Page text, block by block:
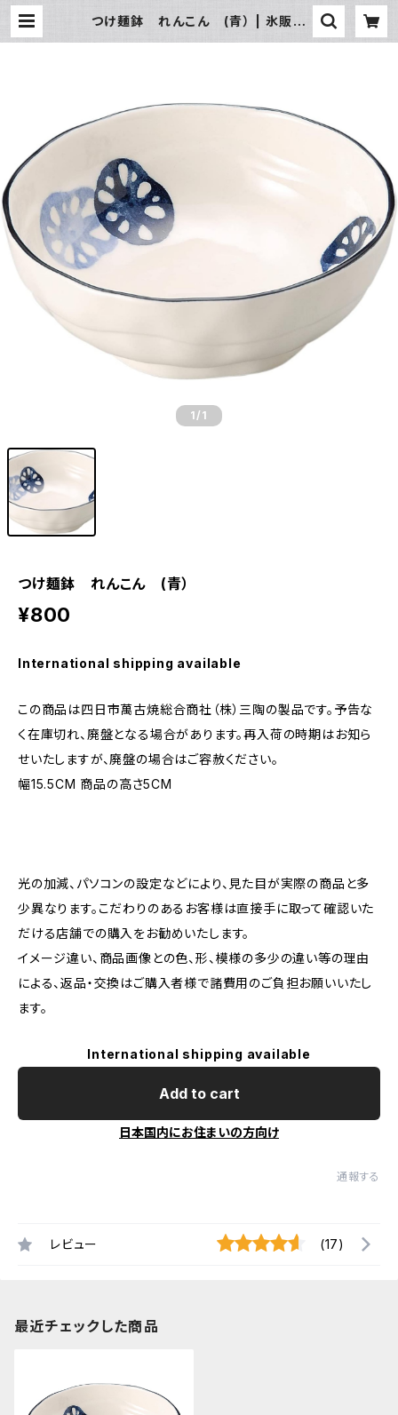
つけ麺鉢 れんこん (青） | 氷販売
1 /1
つけ麺鉢 れんこん (青）
¥800
International shipping available
この商品は四日市萬古焼総合商社（株）三陶の製品です。予告な
く在庫切れ、廃盤となる場合があります。再入荷の時期はお知ら
せいたしますが、廃盤の場合はご容赦ください。
幅15.5CM 商品の高さ5CM
光の加減、パソコンの設定などにより、見た目が実際の商品と多
少異なります。こだわりのあるお客様は直接手に取って確認いた
だける店舗での購入をお勧めいたします。
イメージ違い、商品画像との色、形、模様の多少の違い等の理由
による、返品・交換はご購入者様で諸費用のご負担お願いいたし
ます。
International shipping available
Add to cart
日本国内にお住まいの方向け
通報する
レビュー (17)
最近チェックした商品